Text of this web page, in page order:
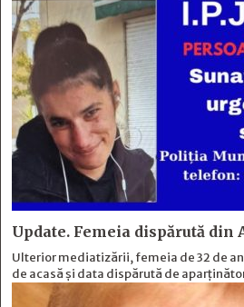
Update. Femeia dispărută din
Ulterior mediatizării, femeia de 32 de
de acasă și data dispărută de